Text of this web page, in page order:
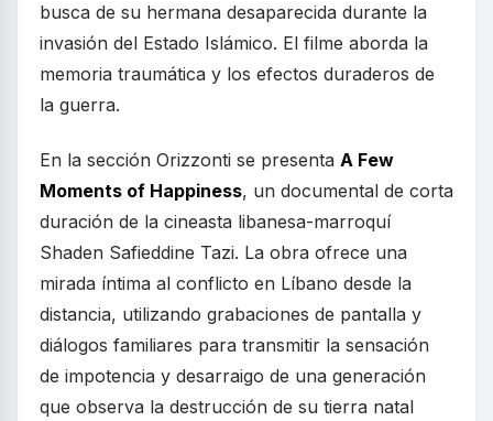
busca de su hermana desaparecida durante la
invasión del Estado Islámico. El filme aborda la
memoria traumática y los efectos duraderos de
la guerra.
En la sección Orizzonti se presenta A Few
Moments of Happiness, un documental de corta
duración de la cineasta libanesa-marroquí
Shaden Safieddine Tazi. La obra ofrece una
mirada íntima al conflicto en Líbano desde la
distancia, utilizando grabaciones de pantalla y
diálogos familiares para transmitir la sensación
de impotencia y desarraigo de una generación
que observa la destrucción de su tierra natal